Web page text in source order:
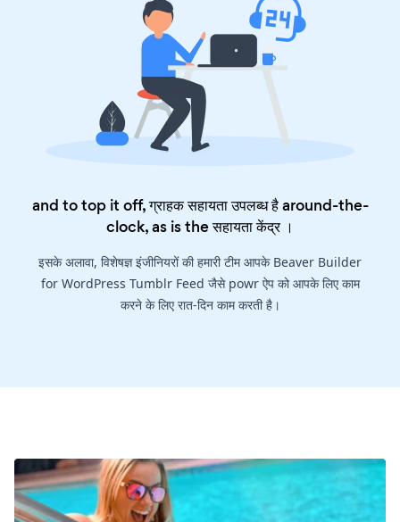
and to top it off, ग्राहक सहायता उपलब्ध है around-the-
clock, as is theसहायता केंद्र।
इसके अलावा, विशेषज्ञ इंजीनियरों की हमारी टीम आपके Beaver Builder
for WordPress Tumblr Feed जैसे powr ऐप को आपके लिए काम
करने के लिए रात-दिन काम करती है।